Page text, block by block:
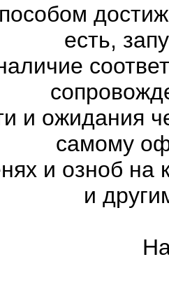
есть,
и ожидания
самому
и озноб на
и